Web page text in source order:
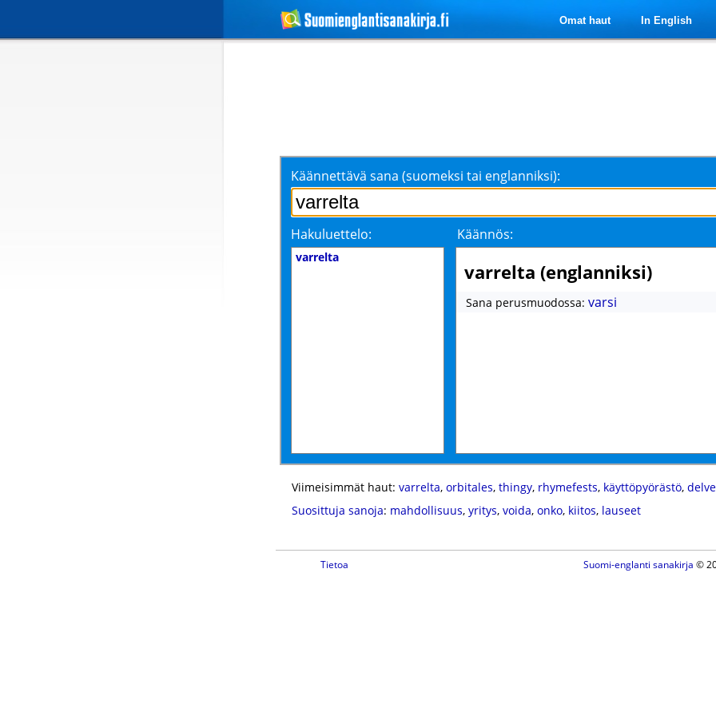
Omat haut In English
Käännettävä sana (suomeksi tai englanniksi):
Hakuluettelo: Käännös:
varrelta
varrelta (englanniksi)
Sana perusmuodossa: varsi
Viimeisimmät haut: varrelta, orbitales, thingy, rhymefests, käyttöpyörästö,
Suosittuja sanoja: mahdollisuus, yritys, voida, onko, kiitos, lauseet
Tietoa Suomi-englanti sanakirja ©